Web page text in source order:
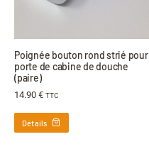
Poignée bouton rond strié pour
porte de cabine de douche
(paire)
14.90 € TTC
Détails